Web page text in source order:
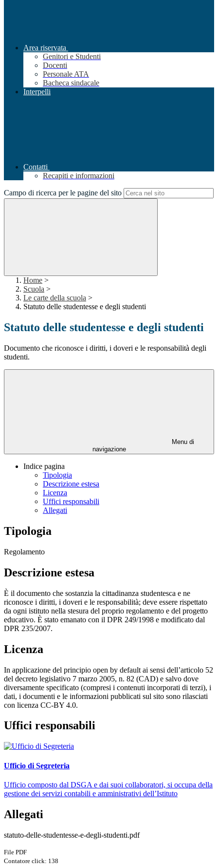
Area riservata
Genitori e Studenti
Docenti
Personale ATA
Bacheca sindacale
Interpelli
Contatti
Recapiti e informazioni
Campo di ricerca per le pagine del sito
Home >
Scuola >
Le carte della scuola >
Statuto delle studentesse e degli studenti
Statuto delle studentesse e degli studenti
Documento che riconosce i diritti, i doveri e le responsabilità degli
studenti.
Menu di
navigazione
Indice pagina
Tipologia
Descrizione estesa
Licenza
Uffici responsabili
Allegati
Tipologia
Regolamento
Descrizione estesa
È il documento che sostanzia la cittadinanza studentesca e ne
riconosce i diritti, i doveri e le responsabilità; deve essere rispettato
da ogni istituto nella stesura del proprio regolamento e del progetto
educativo. È stato emanato con il DPR 249/1998 e modificato dal
DPR 235/2007.
Licenza
In applicazione del principio open by default ai sensi dell’articolo 52
del decreto legislativo 7 marzo 2005, n. 82 (CAD) e salvo dove
diversamente specificato (compresi i contenuti incorporati di terzi), i
dati, i documenti e le informazioni pubblicati sul sito sono rilasciati
con licenza CC-BY 4.0.
Uffici responsabili
Ufficio di Segreteria
Ufficio composto dal DSGA e dai suoi collaboratori, si occupa della
gestione dei servizi contabili e amministrativi dell’Istituto
Allegati
statuto-delle-studentesse-e-degli-studenti.pdf
File PDF
Contatore click: 138